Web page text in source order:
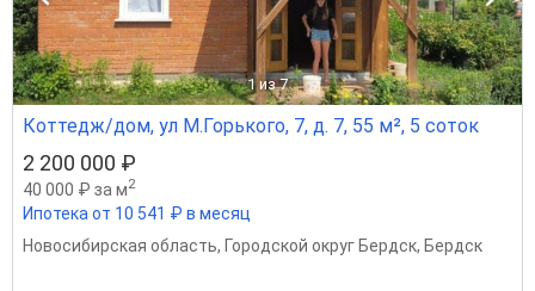
1 из 7
Коттедж/дом, ул М.Горького, 7, д. 7, 55 м², 5 соток
2 200 000 ₽
40 000 ₽ за м2
Ипотека от 10 541 ₽ в месяц
Новосибирская область, Городской округ Бердск, Бердск